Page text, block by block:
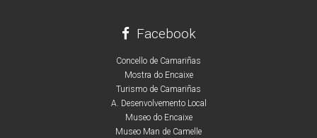
Facebook
Concello de Camariñas
Mostra do Encaixe
Turismo de Camariñas
A. Desenvolvemento Local
Museo do Encaixe
Museo Man de Camelle